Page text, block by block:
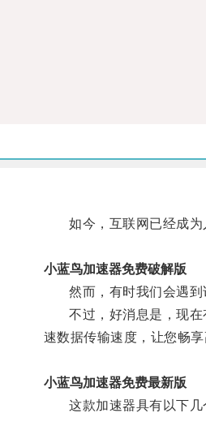
如今，互联网已经成为
小蓝鸟加速器免费破解版
然而，有时我们会遇到
不过，好消息是，现在
速数据传输速度，让您畅享
小蓝鸟加速器免费最新版
这款加速器具有以下几